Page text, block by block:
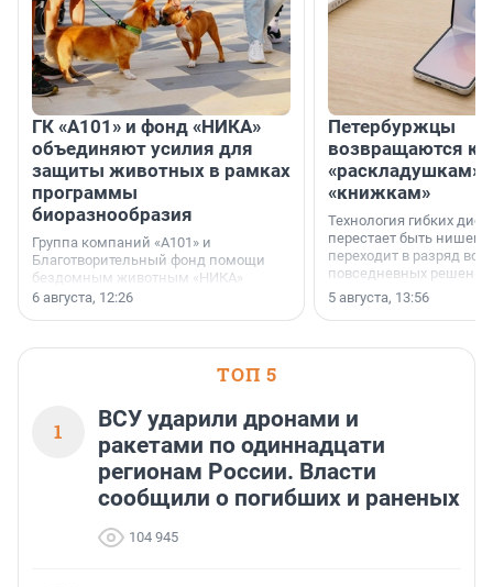
ГК «А101» и фонд «НИКА»
объединяют усилия для
защиты животных в рамках
программы
биоразнообразия
Группа компаний «А101» и
Благотворительный фонд помощи
бездомным животным «НИКА»
заключили соглашение о
6 августа, 12:26
Петербуржцы
возвращаются к
«раскладушкам»
«книжкам»
Технология гибких
перестает быть
переходит в разряд
повседневных
5 августа, 13:56
ТОП 5
1
ВСУ ударили дронами и
ракетами по одиннадцати
регионам России. Власти
сообщили о погибших и раненых
104 945